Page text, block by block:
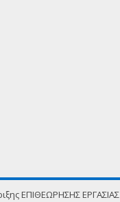
ΕΠΙΘΕΩΡΗΣΗΣ ΕΡΓΑΣΙΑΣ